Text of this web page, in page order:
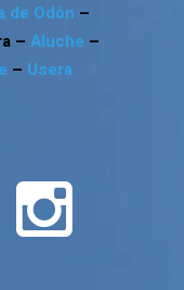
de Odón –
– Aluche –
– Usera